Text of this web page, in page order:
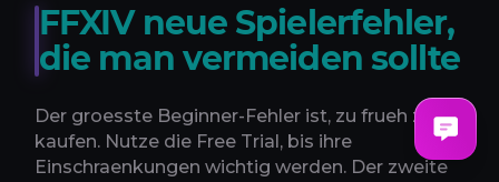
FFXIV neue Spielerfehler,
die man vermeiden sollte
Der groesste Beginner-Fehler ist, zu frueh zu
kaufen. Nutze die Free Trial, bis ihre
Einschraenkungen wichtig werden. Der zweite